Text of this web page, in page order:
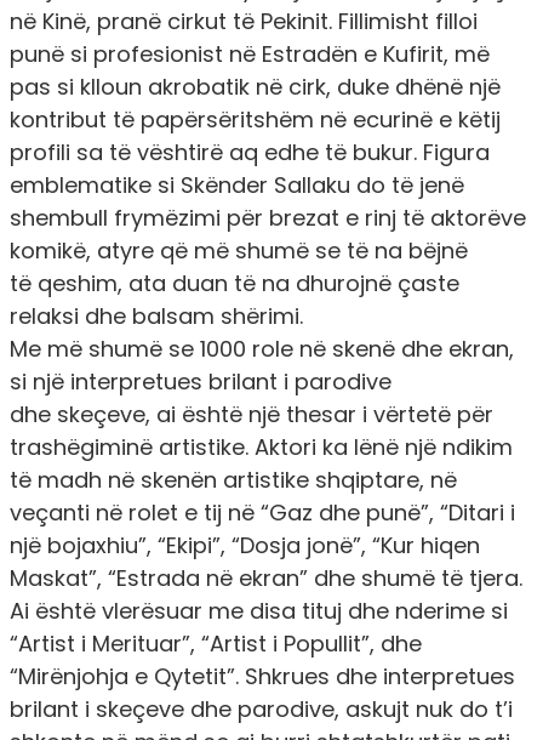
në Kinë, pranë cirkut të Pekinit. Fillimisht filloi
punë si profesionist në Estradën e Kufirit, më
pas si klloun akrobatik në cirk, duke dhënë një
kontribut të papërsëritshëm në ecurinë e këtij
profili sa të vështirë aq edhe të bukur. Figura
emblematike si Skënder Sallaku do të jenë
shembull frymëzimi për brezat e rinj të aktorëve
komikë, atyre që më shumë se të na bëjnë
të qeshim, ata duan të na dhurojnë çaste
relaksi dhe balsam shërimi.
Me më shumë se 1000 role në skenë dhe ekran,
si një interpretues brilant i parodive
dhe skeçeve, ai është një thesar i vërtetë për
trashëgiminë artistike. Aktori ka lënë një ndikim
të madh në skenën artistike shqiptare, në
veçanti në rolet e tij në “Gaz dhe punë”, “Ditari i
një bojaxhiu”, “Ekipi”, “Dosja jonë”, “Kur hiqen
Maskat”, “Estrada në ekran” dhe shumë të tjera.
Ai është vlerësuar me disa tituj dhe nderime si
“Artist i Merituar”, “Artist i Popullit”, dhe
“Mirënjohja e Qytetit”. Shkrues dhe interpretues
brilant i skeçeve dhe parodive, askujt nuk do t’i